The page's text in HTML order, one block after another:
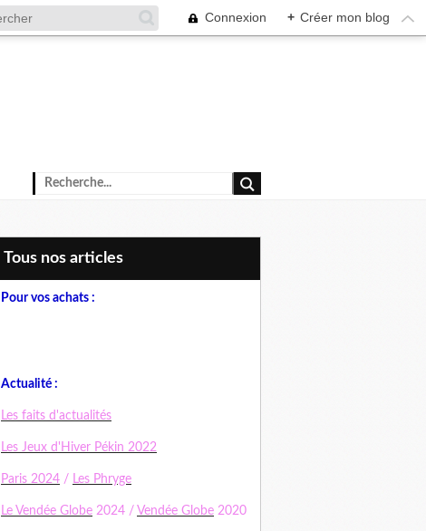
Connexion + Créer mon blog
Tous nos articles
Pour vos achats :
Actualité :
Les faits d'actualités
Les Jeux d'Hiver Pékin 2022
Paris 2024 / Les Phryge
Le Vendée Globe 2024 / Vendée Globe 2020